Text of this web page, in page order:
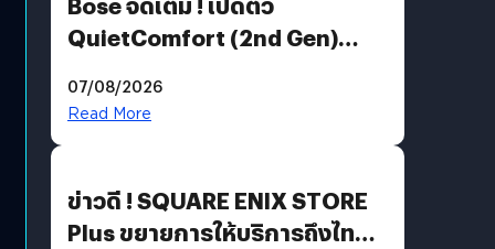
QuietComfort (2nd Gen)
07/08/2026
Read More
ข่าวดี ! SQUARE ENIX STORE
Plus ขยายการให้บริการถึงไทย